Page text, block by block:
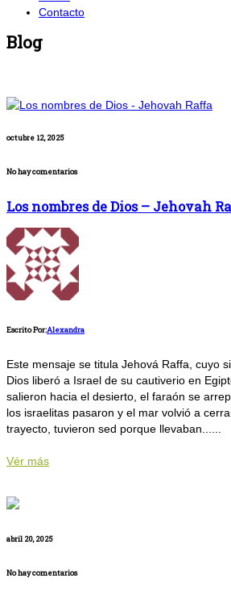
Contacto
Blog
octubre 12, 2025
No hay comentarios
Los nombres de Dios – Jehovah
Escrito Por:Alexandra
Este mensaje se titula Jehová Raffa, cuyo
Dios liberó a Israel de su cautiverio en
salieron hacia el desierto, el faraón se
los israelitas pasaron y el mar volvió a
trayecto, tuvieron sed porque llevaban......
Vér más
abril 20, 2025
No hay comentarios